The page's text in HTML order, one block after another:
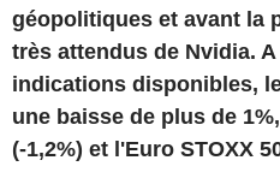
géopolitiques et avant la
très attendus de Nvidia.
indications disponibles,
une baisse de plus de
(-1,2%) et l'Euro STOXX